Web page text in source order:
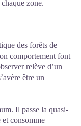
zone.
des forêts de
comportement font
relève d’un
être un
Il passe la quasi-
consomme